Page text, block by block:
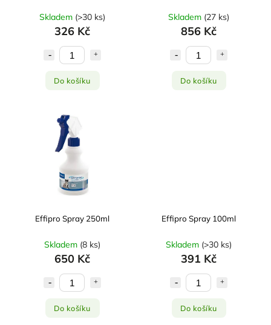
Skladem (>30 ks)
326 Kč
Do košíku
Skladem (27 ks)
856 Kč
Do košíku
Effipro Spray 250ml
Skladem (8 ks)
650 Kč
Do košíku
Effipro Spray 100ml
Skladem (>30 ks)
391 Kč
Do košíku